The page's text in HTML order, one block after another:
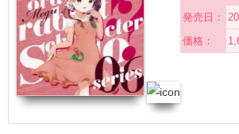
発売日：
価格：